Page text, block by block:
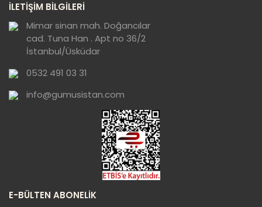
görüntülenemiyor.
Ürün açıklamasında eksik bilgiler bulunuyor.
Ürün bilgilerinde hatalar bulunuyor.
Ürün fiyatı diğer sitelerden daha pahalı.
Bu ürüne benzer farklı alternatifler olmalı.
Gönder
İLETİŞİM BİLGİLERİ
Mimar sinan mah. Doğancılar
cad. Tuna Han . Apt no 36/2
İstanbul/Üsküdar
0532 491 03 31
info@gumusistan.com
E-BÜLTEN ABONELİK